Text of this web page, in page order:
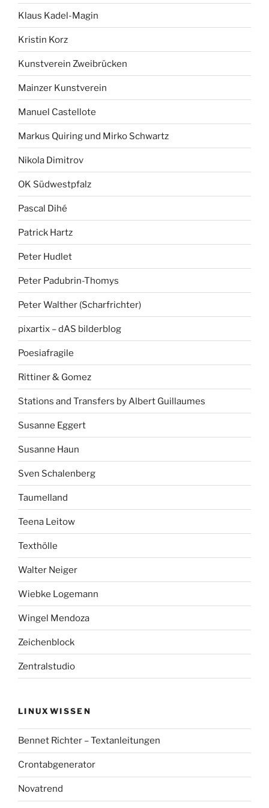
Klaus Kadel-Magin
Kristin Korz
Kunstverein Zweibrücken
Mainzer Kunstverein
Manuel Castellote
Markus Quiring und Mirko Schwartz
Nikola Dimitrov
OK Südwestpfalz
Pascal Dihé
Patrick Hartz
Peter Hudlet
Peter Padubrin-Thomys
Peter Walther (Scharfrichter)
pixartix – dAS bilderblog
Poesiafragile
Rittiner & Gomez
Stations and Transfers by Albert Guillaumes
Susanne Eggert
Susanne Haun
Sven Schalenberg
Taumelland
Teena Leitow
Texthölle
Walter Neiger
Wiebke Logemann
Wingel Mendoza
Zeichenblock
Zentralstudio
LINUXWISSEN
Bennet Richter – Textanleitungen
Crontabgenerator
Novatrend